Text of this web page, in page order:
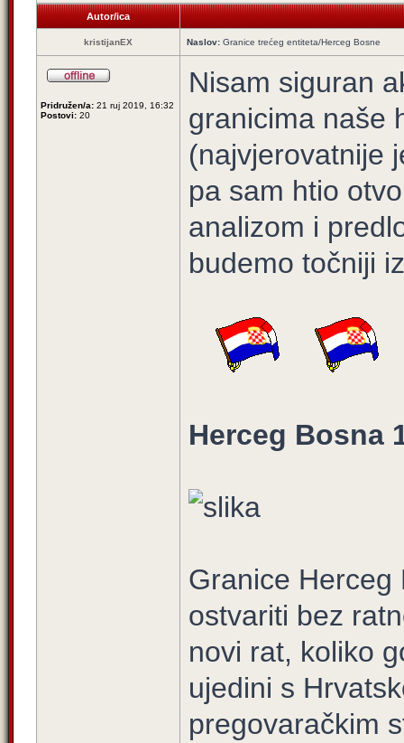
Autor/ica
kristijanEX Naslov: Granice trećeg entiteta/Herceg Bosne
Pridružen/a: 21 ruj 2019, 16:32
Postovi: 20
Nisam siguran
granicima naše
(najvjerovatnije
pa sam htio
analizom i
budemo točniji
Herceg Bosna
Granice Herceg
ostvariti bez
novi rat, koliko
ujedini s
pregovaračkim